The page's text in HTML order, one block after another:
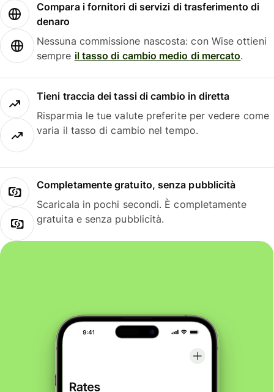
Compara i fornitori di servizi di trasferimento di
denaro
Nessuna commissione nascosta: con Wise ottieni
sempre il tasso di cambio medio di mercato.
Tieni traccia dei tassi di cambio in diretta
Risparmia le tue valute preferite per vedere come
varia il tasso di cambio nel tempo.
Completamente gratuito, senza pubblicità
Scaricala in pochi secondi. È completamente
gratuita e senza pubblicità.